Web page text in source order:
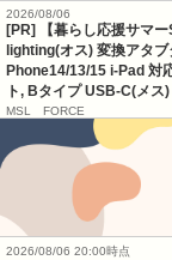
2026/08/06
[PR] 【暮らし応援サマ
lighting(オス) 変換アタ
Phone14/13/15 i-Pad 対
ト, Bタイプ USB-C(メ
MSL FORCE
2026/08/06 20:00時点